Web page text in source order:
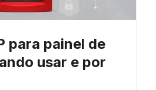
para painel de
usar e por